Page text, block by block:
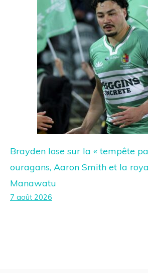
Brayden Iose sur la « tempête
ouragans, Aaron Smith et la
Manawatu
7 août 2026